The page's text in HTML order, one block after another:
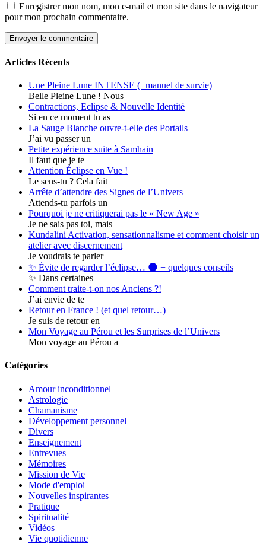
Enregistrer mon nom, mon e-mail et mon site dans le navigateur
pour mon prochain commentaire.
Articles Récents
Une Pleine Lune INTENSE (+manuel de survie)
Belle Pleine Lune ! Nous
Contractions, Eclipse & Nouvelle Identité
Si en ce moment tu as
La Sauge Blanche ouvre-t-elle des Portails
J’ai vu passer un
Petite expérience suite à Samhain
Il faut que je te
Attention Éclipse en Vue !
Le sens-tu ? Cela fait
Arrête d’attendre des Signes de l’Univers
Attends-tu parfois un
Pourquoi je ne critiquerai pas le « New Age »
Je ne sais pas toi, mais
Kundalini Activation, sensationnalisme et comment choisir un
atelier avec discernement
Je voudrais te parler
✨ Évite de regarder l’éclipse… 🌑 + quelques conseils
✨ Dans certaines
Comment traite-t-on nos Anciens ?!
J’ai envie de te
Retour en France ! (et quel retour…)
Je suis de retour en
Mon Voyage au Pérou et les Surprises de l’Univers
Mon voyage au Pérou a
Catégories
Amour inconditionnel
Astrologie
Chamanisme
Développement personnel
Divers
Enseignement
Entrevues
Mémoires
Mission de Vie
Mode d'emploi
Nouvelles inspirantes
Pratique
Spiritualité
Vidéos
Vie quotidienne